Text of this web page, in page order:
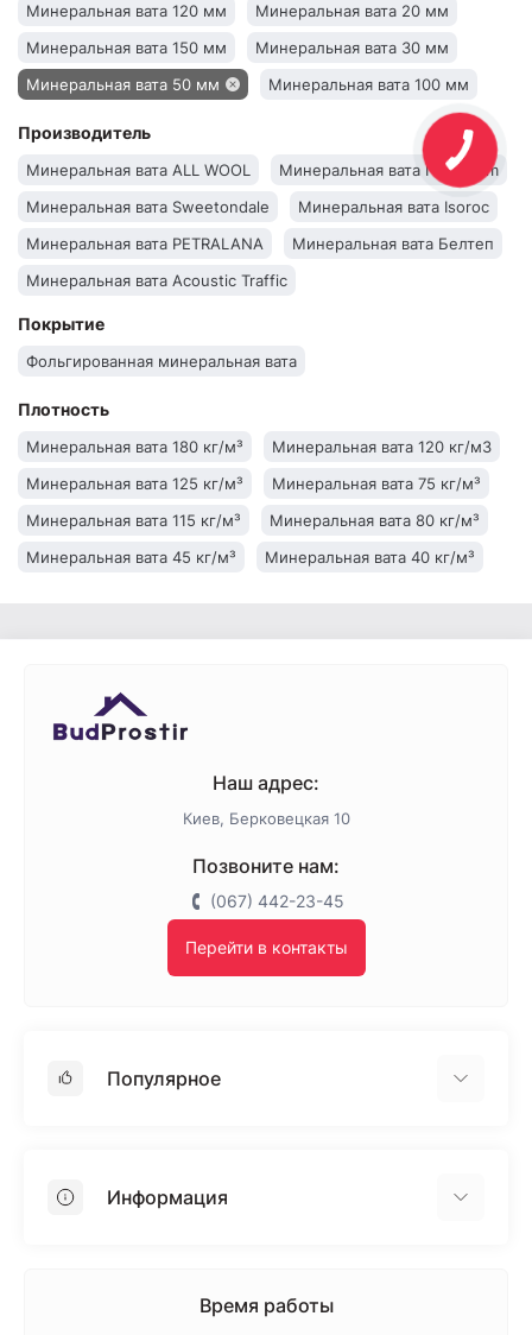
Минеральная вата 120 мм
Минеральная вата 20 мм
Минеральная вата 150 мм
Минеральная вата 30 мм
Минеральная вата 50 мм
Минеральная вата 100 мм
Производитель
Минеральная вата ALL WOOL
Минеральная вата Novoterm
Минеральная вата Sweetondale
Минеральная вата Isoroc
Минеральная вата PETRALANA
Минеральная вата Белтеп
Минеральная вата Acoustic Traffic
Минеральная вата Isover
Минеральная вата IZOVAT
Минеральная вата Технониколь
Покрытие
Фольгированная минеральная вата
Плотность
Минеральная вата 180 кг/м³
Минеральная вата 120 кг/м3
Минеральная вата 125 кг/м³
Минеральная вата 75 кг/м³
Минеральная вата 115 кг/м³
Минеральная вата 80 кг/м³
Минеральная вата 45 кг/м³
Минеральная вата 40 кг/м³
Наш адрес:
Киев, Берковецкая 10
Позвоните нам:
(067) 442-23-45
Перейти в контакты
Популярное
ПенопластИнформация
Время работы